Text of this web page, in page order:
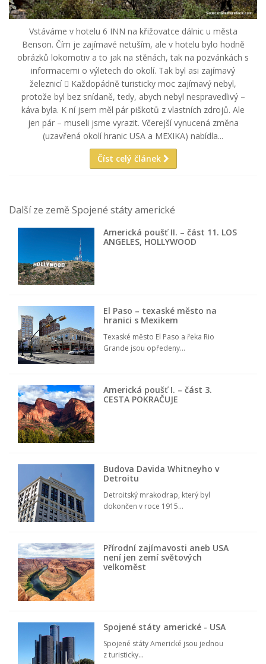
Vstáváme v hotelu 6 INN na křižovatce dálnic u města
Benson. Čím je zajímavé netuším, ale v hotelu bylo hodně
obrázků lokomotiv a to jak na stěnách, tak na pozvánkách s
informacemi o výletech do okolí. Tak byl asi zajímavý
železnicí  Každopádně turisticky moc zajímavý nebyl,
protože byl bez snídaně, tedy, abych nebyl nespravedlivý –
káva byla. K ní jsem měl pár piškotů z vlastních zdrojů. Ale
jen pár – museli jsme vyrazit. Včerejší vynucená změna
(uzavřená okolí hranic USA a MEXIKA) nabídla...
Číst celý článek
Další ze země Spojené státy americké
Americká poušť II. – část 11. LOS
ANGELES, HOLLYWOOD
El Paso – texaské město na
hranici s Mexikem
Texaské město El Paso a řeka Rio
Grande jsou opředeny...
Americká poušť I. – část 3.
CESTA POKRAČUJE
Budova Davida Whitneyho v
Detroitu
Detroitský mrakodrap, který byl
dokončen v roce 1915...
Přírodní zajímavosti aneb USA
není jen zemí světových
velkoměst
Spojené státy americké - USA
Spojené státy Americké jsou jednou
z turisticky...